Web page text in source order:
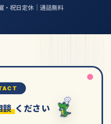
・祝日定休｜通話無料
談 ください